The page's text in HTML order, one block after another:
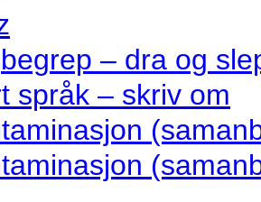
– dra og
språk – skriv om